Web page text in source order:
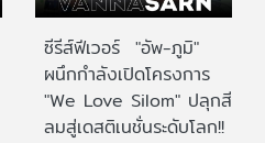
ซีรีส์ฟีเวอร์ "อัพ-ภูมิ"
ผนึกกำลังเปิดโครงการ
"We Love Silom" ปลุกสี
ลมสู่เดสติเนชั่นระดับโลก!!